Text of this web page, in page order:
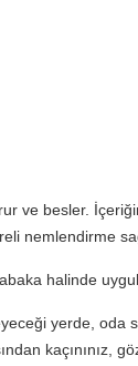
ve besler.
nemlendirme
halinde
yerde, oda
kaçınınız,